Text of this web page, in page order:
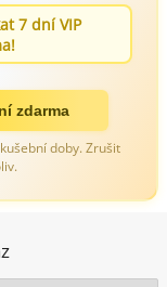
7 dní VIP
zdarma
doby. Zrušit